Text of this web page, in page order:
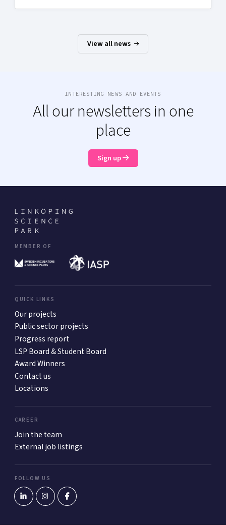
View all news
INTERESTING NEWS AND EVENTS
All our newsletters in one
place
Sign up
MEMBER OF
QUICK LINKS
Our projects
Public sector projects
Progress report
LSP Board & Student Board
Award Winners
Contact us
Locations
CAREER
Join the team
External job listings
FOLLOW US